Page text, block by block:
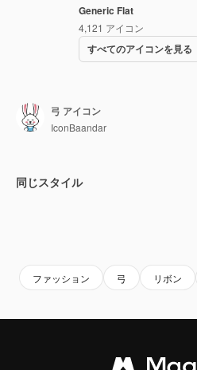
Generic Flat
4,121 アイコン
すべてのアイコンを見る
弓 アイコン
IconBaandar
同じスタイル
ファッション 弓 リボン